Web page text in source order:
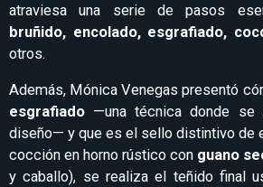
atraviesa una serie de pasos
bruñido, encolado, esgrafiado,
otros.
Además, Mónica Venegas presentó
esgrafiado —una técnica donde se
diseño— y que es el sello distintivo de
cocción en horno rústico con guano
y caballo), se realiza el teñido final